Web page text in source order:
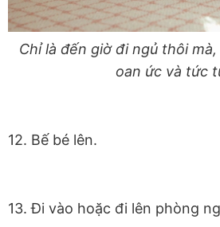
Chỉ là đến giờ đi ngủ thôi
oan ức và tức
12. Bế bé lên.
13. Đi vào hoặc đi lên phòng